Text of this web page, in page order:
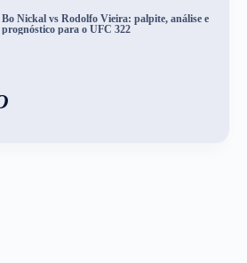
Bo Nickal vs Rodolfo Vieira: palpite, análise e
prognóstico para o UFC 322